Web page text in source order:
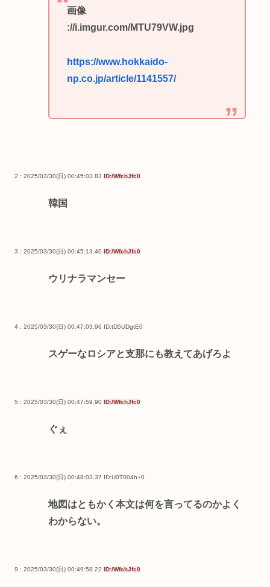
画像
://i.imgur.com/MTU79VW.jpg
https://www.hokkaido-
np.co.jp/article/1141557/
2 : 2025/03/30(日) 00:45:03.83 ID:/WfchJfc0
韓国
3 : 2025/03/30(日) 00:45:13.40 ID:/WfchJfc0
ウリナラマンセー
4 : 2025/03/30(日) 00:47:03.96 ID:tD5UDgtE0
スゲーなロシアと支那にも教えてあげろよ
5 : 2025/03/30(日) 00:47:59.90 ID:/WfchJfc0
ぐぇ
6 : 2025/03/30(日) 00:48:03.37 ID:U0T004h+0
地図はともかく本文は何を言ってるのかよく
わからない。
9 : 2025/03/30(日) 00:49:58.22 ID:/WfchJfc0